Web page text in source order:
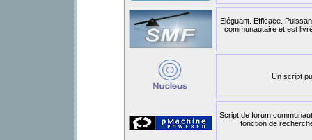
Eléguant. Efficace.
communautaire et est
Un script
Script de forum
fonction de